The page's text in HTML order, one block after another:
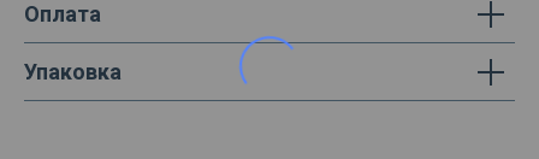
Оплата
Упаковка